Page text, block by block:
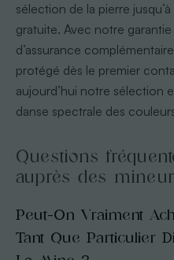
sélection de la pierre
gratuite. Avec notre
d’assurance
protégé dès le premier
aujourd’hui notre sélection
danse spectrale des
Questions
auprès des
Peut-On Vraiment
Tant Que Particulier